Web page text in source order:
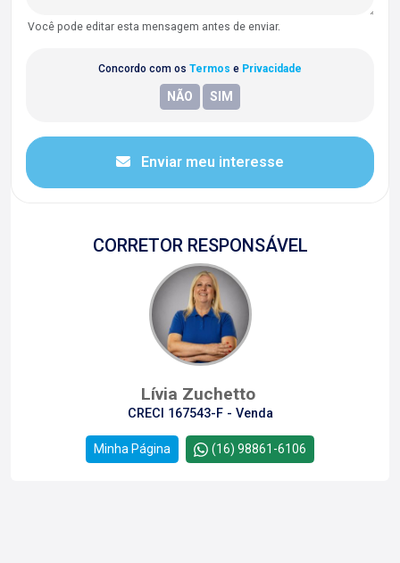
Você pode editar esta mensagem antes de enviar.
Concordo com os Termos e Privacidade
Enviar meu interesse
CORRETOR RESPONSÁVEL
Lívia Zuchetto
CRECI 167543-F - Venda
Minha Página (16) 98861-6106